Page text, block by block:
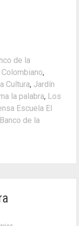
de la
Colombiano,
Cultura, Jardín
la palabra, Los
Escuela El
de la